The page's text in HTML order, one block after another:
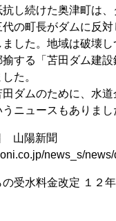
し続けた奥津町は
代の町長がダムに反
した。地域は破壊
する「苫田ダム建
た。
ダムのために、水道
ニュースもありまし
山陽新聞
news_s/
受水料金改定 １２